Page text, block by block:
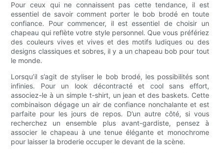
Pour ceux qui ne connaissent pas cette tendance, il est
essentiel de savoir comment porter le bob brodé en toute
confiance. Pour commencer, il est essentiel de choisir un
chapeau qui reflète votre style personnel. Que vous préfériez
des couleurs vives et vives et des motifs ludiques ou des
designs classiques et sobres, il y a un chapeau bob pour tout
le monde.
Lorsqu’il s’agit de styliser le bob brodé, les possibilités sont
infinies. Pour un look décontracté et cool sans effort,
associez-le à un simple t-shirt, un jean et des baskets. Cette
combinaison dégage un air de confiance nonchalante et est
parfaite pour les jours de repos. D’un autre côté, si vous
recherchez un ensemble plus avant-gardiste, pensez à
associer le chapeau à une tenue élégante et monochrome
pour laisser la broderie occuper le devant de la scène.